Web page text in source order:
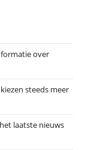
over
steeds meer
laatste nieuws